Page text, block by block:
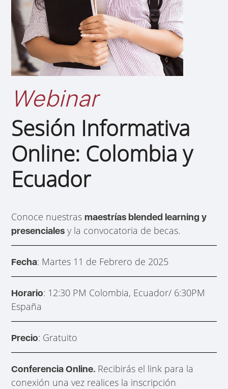
Webinar
Sesión Informativa
Online: Colombia y
Ecuador
Conoce nuestrasmaestrías blended learning y
presenciales y la convocatoria de becas.
Fecha: Martes 11 de Febrero de 2025
Horario: 12:30 PM Colombia, Ecuador/ 6:30PM
España
Precio: Gratuito
Conferencia Online. Recibirás el link para la
conexión una vez realices la inscripción